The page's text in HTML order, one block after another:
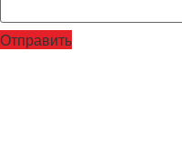
Отправить